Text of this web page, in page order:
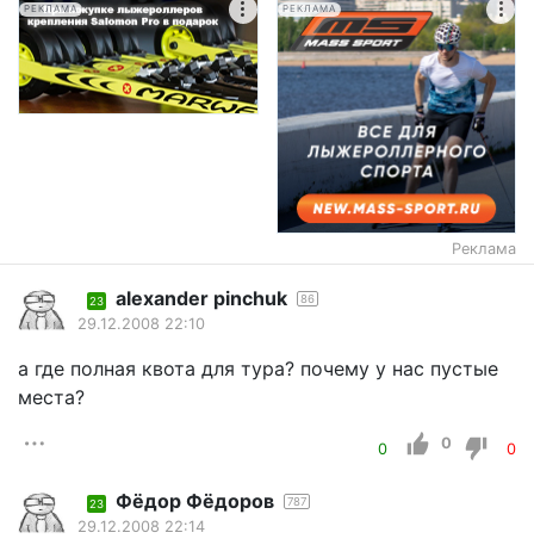
РЕКЛАМА РЕКЛАМА
Реклама
23 alexander pinchuk 86
29.12.2008 22:10
а где полная квота для тура? почему у нас пустые
места?
0 0 0
23 Фёдор Фёдоров 787
29.12.2008 22:14